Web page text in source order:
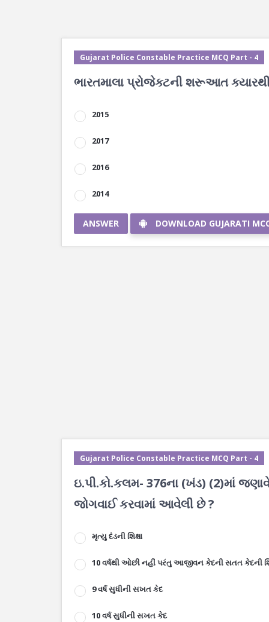
Gujarat Police Constable Practice MCQ Part - 4
ભારતમાલા પ્રોજેક્ટની શરૂઆત
2015
2017
2016
2014
ANSWER DOWNLOAD GUJARATI
Gujarat Police Constable Practice MCQ Part - 4
ઇ.પી.કો.કલમ- 376ના (ખંડ) (2)માં
જોગવાઈ કરવામાં આવેલી છે ?
મૃત્યુ દંડની શિક્ષા
10 વર્ષથી ઓછી નહીં પરંતુ આજીવન કેદની સતત કેદની
9 વર્ષ સુધીની સખત કેદ
10 વર્ષ સુધીની સખત કેદ